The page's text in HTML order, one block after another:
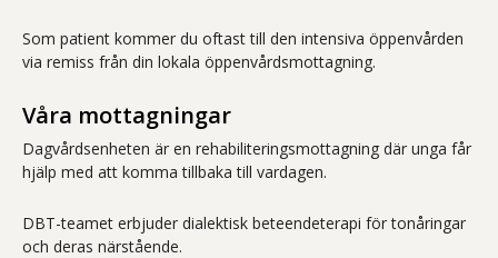
Som patient kommer du oftast till den intensiva öppenvården
via remiss från din lokala öppenvårdsmottagning.
Våra mottagningar
Dagvårdsenheten är en rehabiliteringsmottagning där unga får
hjälp med att komma tillbaka till vardagen.
DBT-teamet erbjuder dialektisk beteendeterapi för tonåringar
och deras närstående.